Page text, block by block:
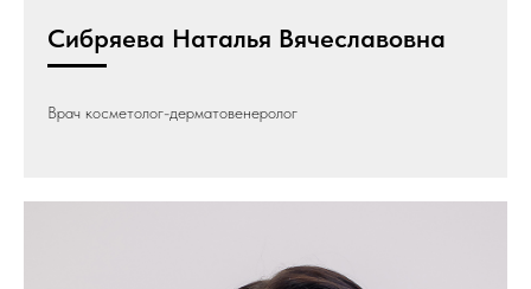
Сибряева Наталья Вячеславовна
Врач косметолог-дерматовенеролог